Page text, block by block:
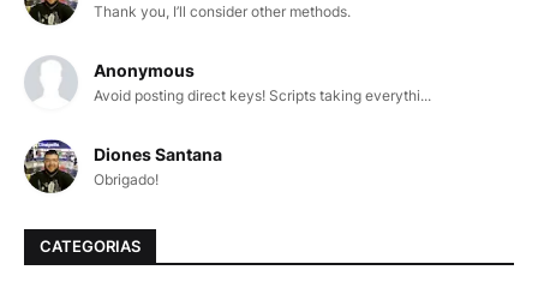
Thank you, I’ll consider other methods.
Anonymous
Avoid posting direct keys! Scripts taking everythi...
Diones Santana
Obrigado!
CATEGORIAS